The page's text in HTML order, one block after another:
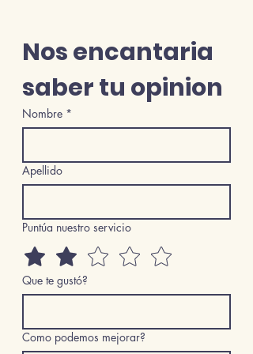
Nos encantaria
saber tu opinion
Nombre *
Apellido
Puntúa nuestro servicio
Que te gustó?
Como podemos mejorar?